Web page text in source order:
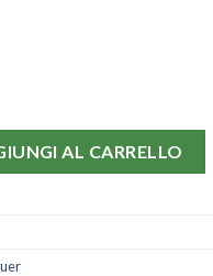
AL CARRELLO